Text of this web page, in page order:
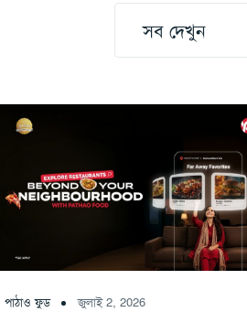
সব দেখুন
পাঠাও ফুড জুলাই 2, 2026